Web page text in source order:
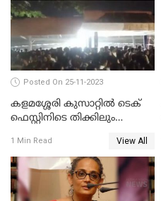
Posted On 25-11-2023
കളമശ്ശേരി കുസാറ്റില്‍ ടെക്
ഫെസ്റ്റിനിടെ തിക്കിലും
1 Min Read View All